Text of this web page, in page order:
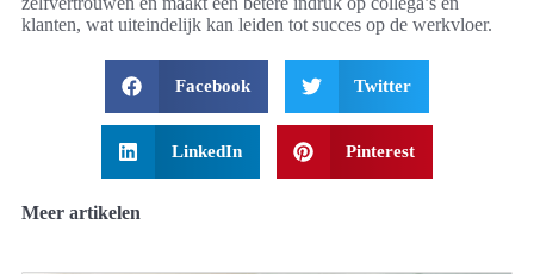
klanten, wat uiteindelijk kan leiden tot succes op de werkvloer.
Facebook Twitter
LinkedIn Pinterest
Meer artikelen